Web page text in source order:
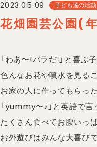
2023.05.09 子ども達の活動
花畑園芸公園(
「わあ〜!バラだ!」と喜ぶ
色んなお花や噴水を見る
お家の人に作ってもらっ
「yummy〜♪」と英語で
たくさん食べてお腹い
お外遊びはみんな大喜び